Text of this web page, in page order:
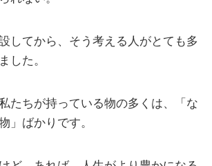
してから、そう考える人がとても多
した。
たちが持っている物の多くは、「な
」ばかりです。